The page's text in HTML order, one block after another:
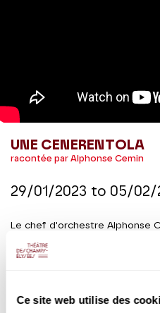
Ce site web utilise des
UNE CENERENTOLA
racontée par Alphonse Cemin
29/01/2023 to 05/02/
Le chef d'orchestre Alphonse
adaptée pour le jeune public
DETAILS